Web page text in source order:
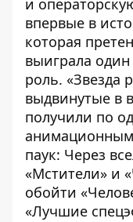
и
впервые в
которая
выиграла
роль. «Звезда
выдвинутые в
получили по
паук: Через
«Мстители» и
обойти
«Лучшие